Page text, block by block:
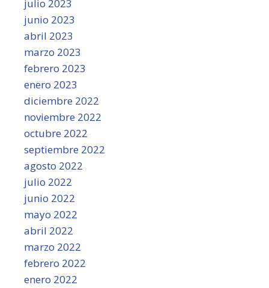
julio 2023
junio 2023
abril 2023
marzo 2023
febrero 2023
enero 2023
diciembre 2022
noviembre 2022
octubre 2022
septiembre 2022
agosto 2022
julio 2022
junio 2022
mayo 2022
abril 2022
marzo 2022
febrero 2022
enero 2022